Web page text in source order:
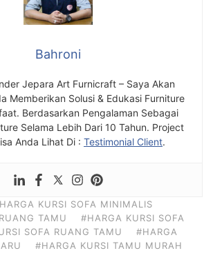
Bahroni
Jepara Art Furnicraft – Saya Akan
Memberikan Solusi & Edukasi Furniture
Berdasarkan Pengalaman Sebagai
Selama Lebih Dari 10 Tahun. Project
Anda Lihat Di : Testimonial Client.
KURSI SOFA MINIMALIS
TAMU
#HARGA KURSI SOFA
SOFA RUANG TAMU
#HARGA
#HARGA KURSI TAMU MURAH